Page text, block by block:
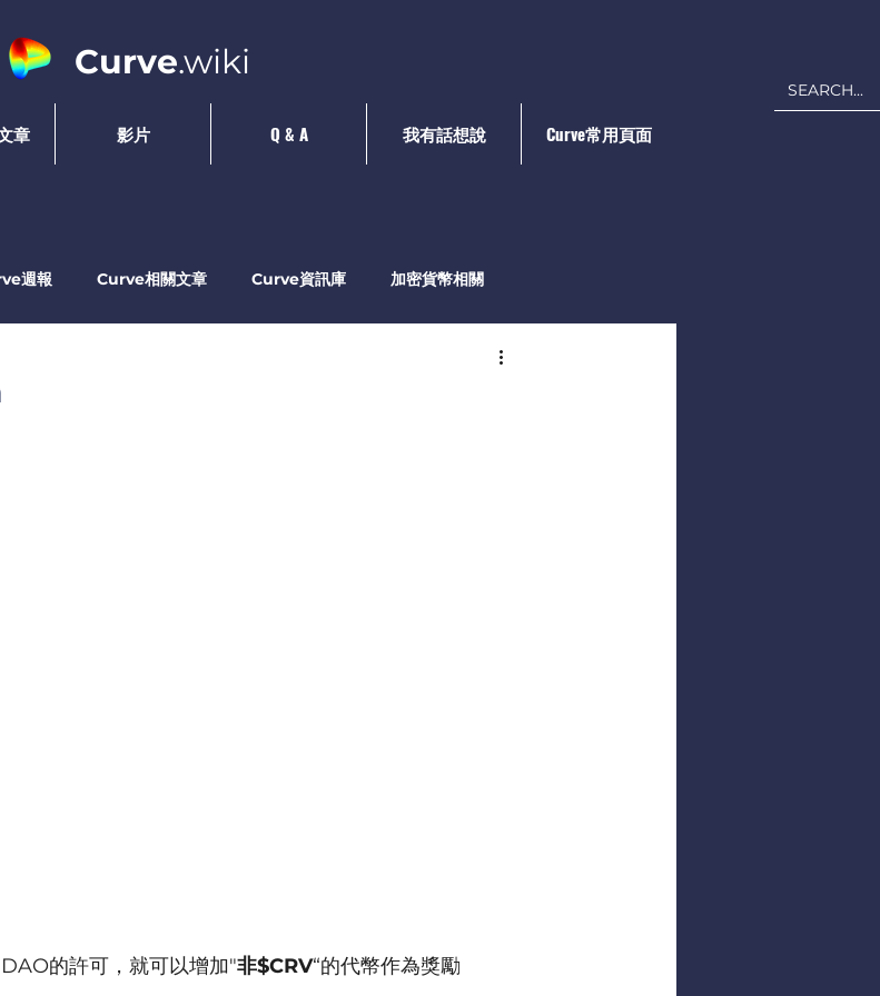
Curve.wiki
章 影片 Q & A 我有話想說 Curve常用頁面
週報 Curve相關文章 Curve資訊庫 加密貨幣相關
的許可，就可以增加"非$CRV“的代幣作為獎勵